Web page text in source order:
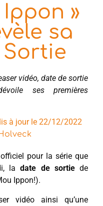
Ippon »
sa
vidéo, date de sortie
ses premières
à jour le 22/12/2022
officiel pour la série que
ladate de sortiede
Ippon!).
vidéo ainsi qu’une